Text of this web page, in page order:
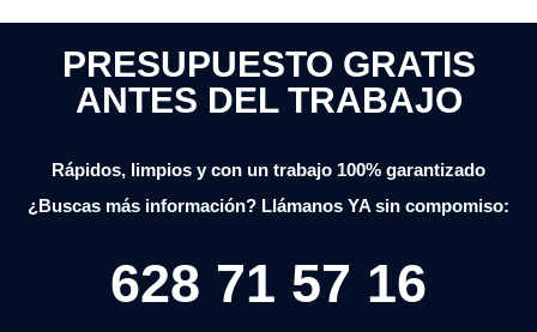
PRESUPUESTO GRATIS
ANTES DEL TRABAJO
Rápidos, limpios y con un trabajo 100% garantizado
¿Buscas más información? Llámanos YA sin compomiso:
628 71 57 16